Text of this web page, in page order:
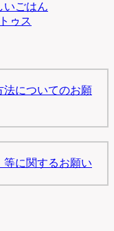
法についてのお願
等に関するお願い